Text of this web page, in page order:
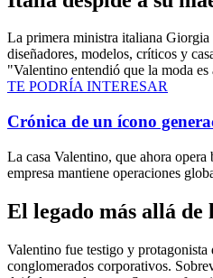
La primera ministra italiana
diseñadores, modelos, críticos y
"Valentino entendió que la moda
TE PODRÍA INTERESAR
Crónica de un ícono
La casa Valentino, que ahora
empresa mantiene operaciones
El legado más allá de
Valentino fue testigo y
conglomerados corporativos.